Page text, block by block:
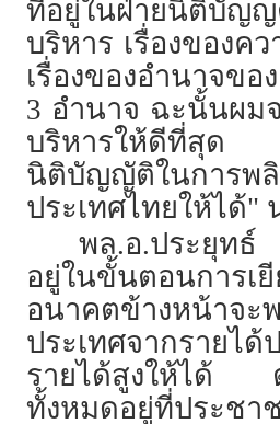
ที่อยู่ในฝ่ายนิติบัญ
บริหาร เรื่องของค
เรื่องของอำนาจข
3 อำนาจ ฉะนั้นผม
บริหารให้ดีที่สุด
นิติบัญญัติในการพ
ประเทศไทยให้ได้"
พล.อ.ประยุท
อยู่ในขั้นตอนกา
อนาคตข้างหน้าจะ
ประเทศจากรายได้
รายได้สูงให้ได้ ต้
ทั้งหมดอยู่ที่ประชา